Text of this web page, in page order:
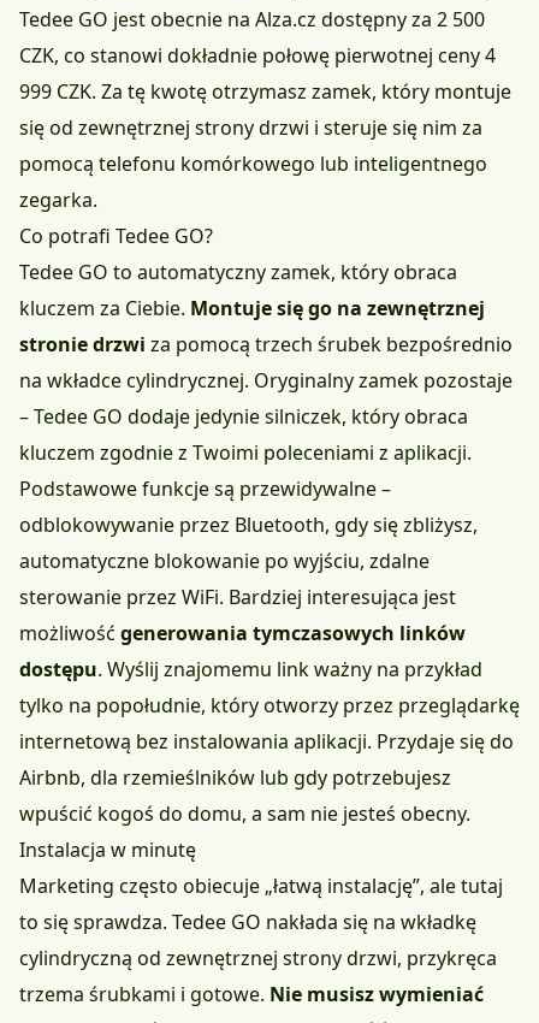
Tedee GO jest obecnie na Alza.cz dostępny za 2 500
CZK, co stanowi dokładnie połowę pierwotnej ceny 4
999 CZK. Za tę kwotę otrzymasz zamek, który montuje
się od zewnętrznej strony drzwi i steruje się nim za
pomocą telefonu komórkowego lub inteligentnego
zegarka.
Co potrafi Tedee GO?
Tedee GO to automatyczny zamek, który obraca
kluczem za Ciebie. Montuje się go na zewnętrznej
stronie drzwi za pomocą trzech śrubek bezpośrednio
na wkładce cylindrycznej. Oryginalny zamek pozostaje
– Tedee GO dodaje jedynie silniczek, który obraca
kluczem zgodnie z Twoimi poleceniami z aplikacji.
Podstawowe funkcje są przewidywalne –
odblokowywanie przez Bluetooth, gdy się zbliżysz,
automatyczne blokowanie po wyjściu, zdalne
sterowanie przez WiFi. Bardziej interesująca jest
możliwość generowania tymczasowych linków
dostępu. Wyślij znajomemu link ważny na przykład
tylko na popołudnie, który otworzy przez przeglądarkę
internetową bez instalowania aplikacji. Przydaje się do
Airbnb, dla rzemieślników lub gdy potrzebujesz
wpuścić kogoś do domu, a sam nie jesteś obecny.
Instalacja w minutę
Marketing często obiecuje „łatwą instalację”, ale tutaj
to się sprawdza. Tedee GO nakłada się na wkładkę
cylindryczną od zewnętrznej strony drzwi, przykręca
trzema śrubkami i gotowe. Nie musisz wymieniać